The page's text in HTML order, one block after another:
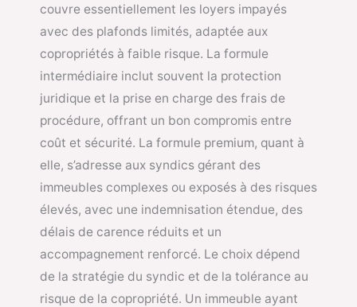
couvre essentiellement les loyers impayés
avec des plafonds limités, adaptée aux
copropriétés à faible risque. La formule
intermédiaire inclut souvent la protection
juridique et la prise en charge des frais de
procédure, offrant un bon compromis entre
coût et sécurité. La formule premium, quant à
elle, s’adresse aux syndics gérant des
immeubles complexes ou exposés à des risques
élevés, avec une indemnisation étendue, des
délais de carence réduits et un
accompagnement renforcé. Le choix dépend
de la stratégie du syndic et de la tolérance au
risque de la copropriété. Un immeuble ayant